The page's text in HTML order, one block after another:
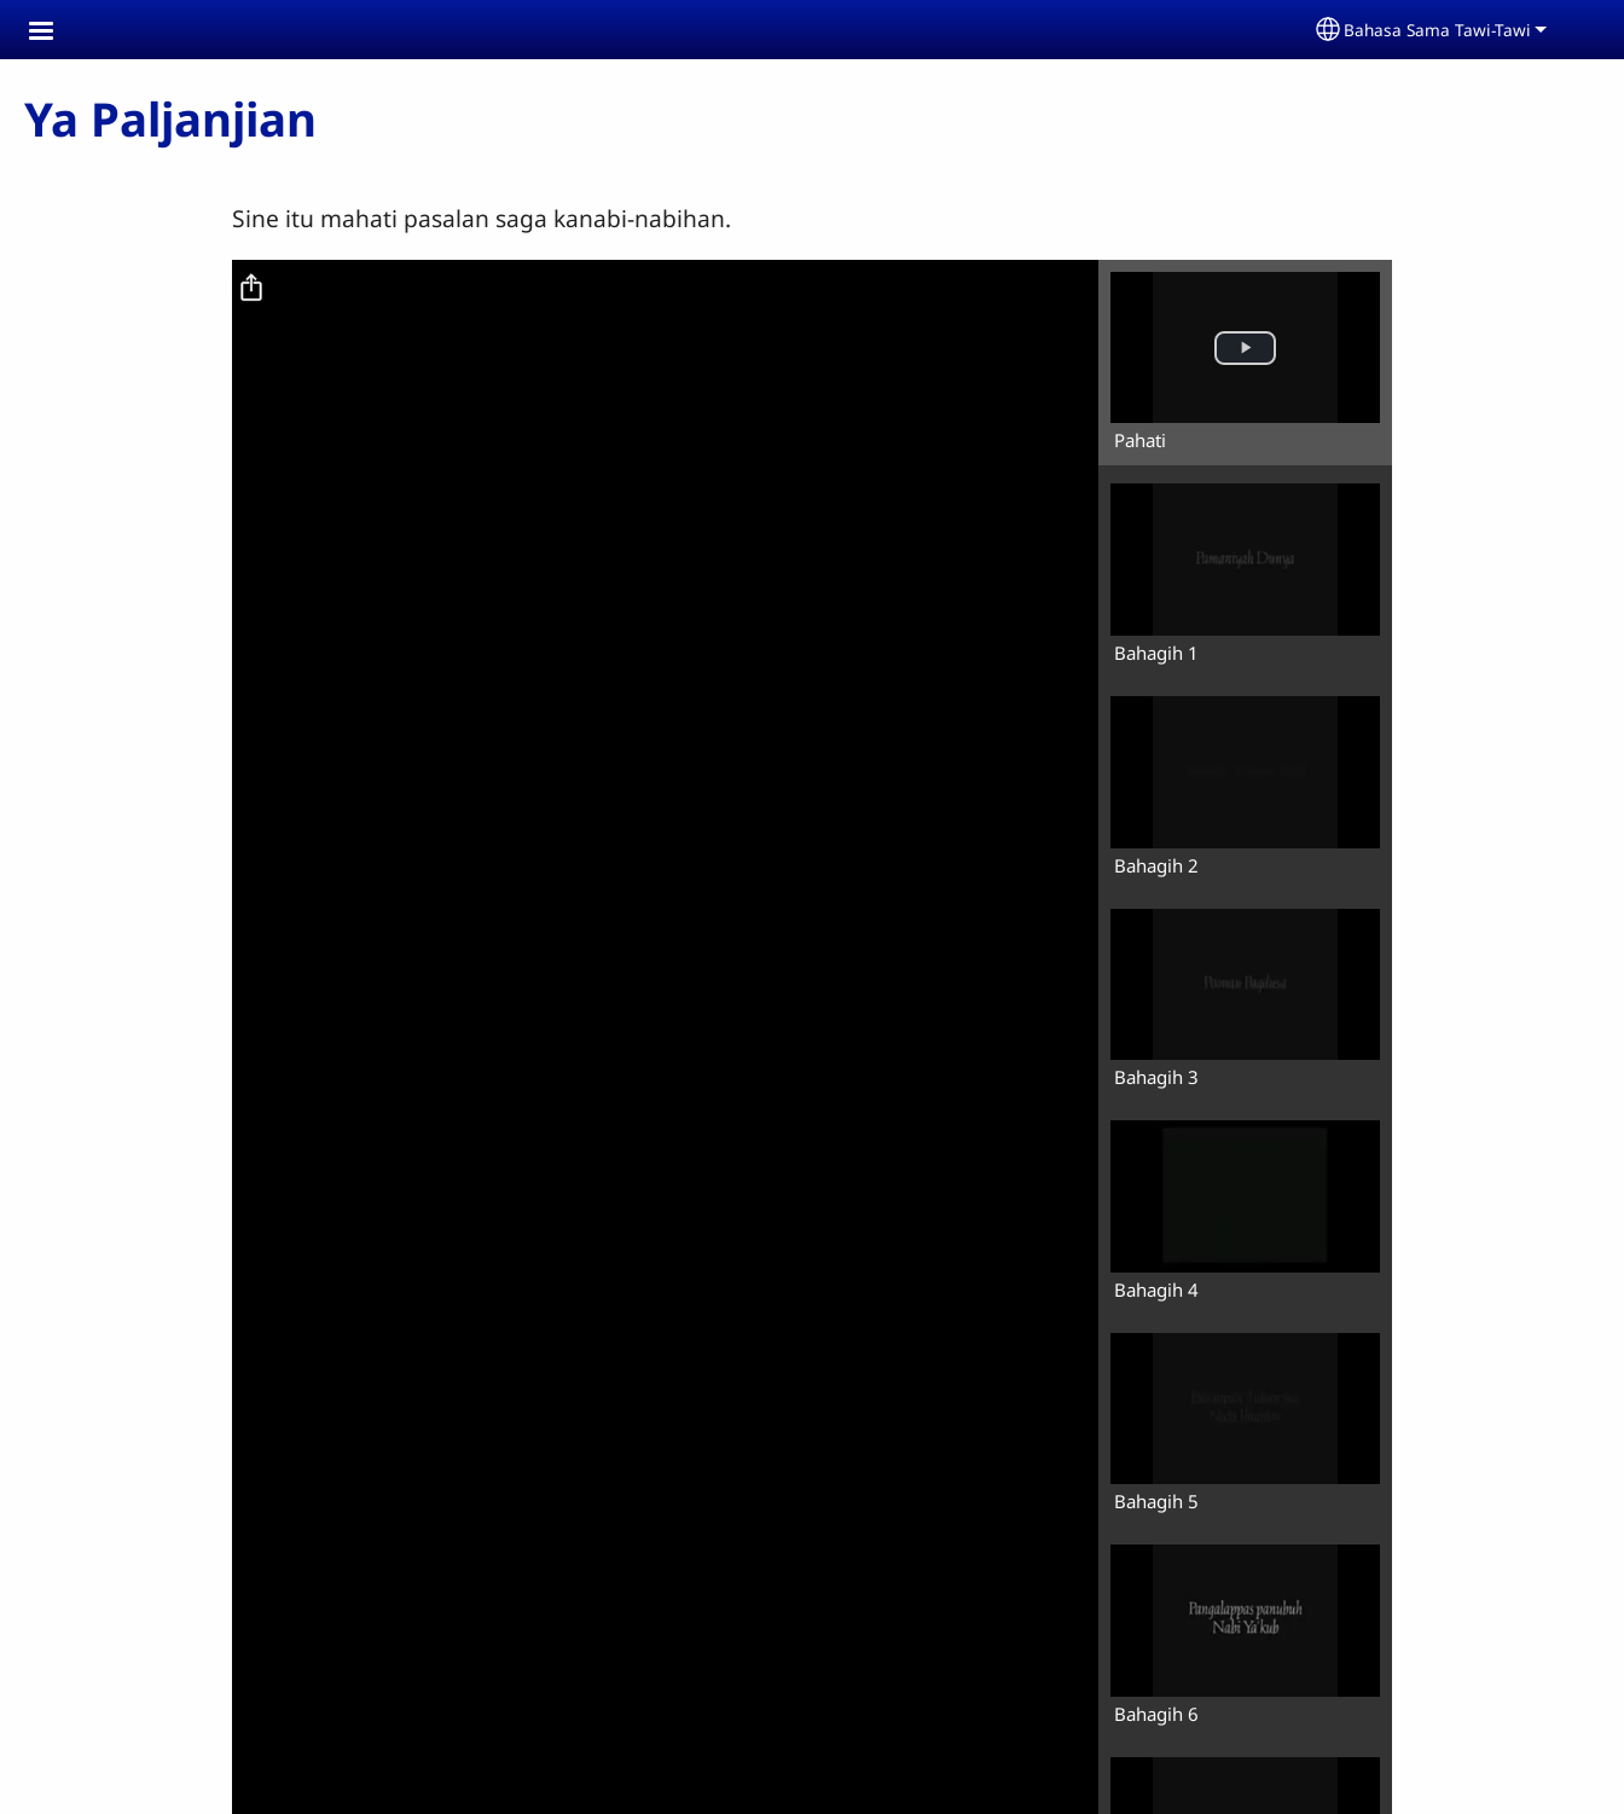
Skip to main content
Select your language
Bahasa Sama Tawi-Tawi
Ya Paljanjian
Sine itu mahati pasalan saga kanabi-nabihan.
Pahati
Bahagih 1
Bahagih 2
Bahagih 3
Bahagih 4
Bahagih 5
Bahagih 6